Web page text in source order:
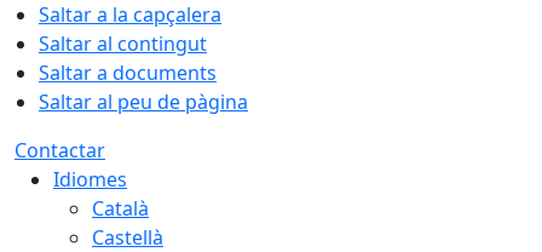
Saltar a la capçalera
Saltar al contingut
Saltar a documents
Saltar al peu de pàgina
Contactar
Idiomes
Català
Castellà